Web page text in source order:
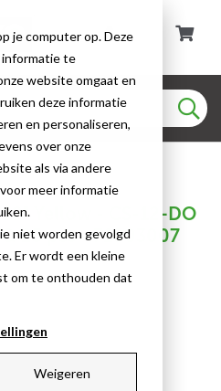
je computer op. Deze
te
website omgaat en
deze informatie
en personaliseren,
over onze
als via andere
meer informatie
niet worden gevolgd
Er wordt een kleine
om te onthouden dat
Weigeren
Yellow - CS-12-DO
25 pcs - 71003007